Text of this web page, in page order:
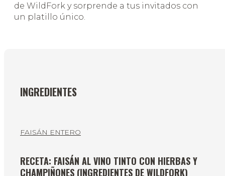
de WildFork y sorprende a tus invitados con
un platillo único.
INGREDIENTES
FAISÁN ENTERO
RECETA: FAISÁN AL VINO TINTO CON HIERBAS Y
CHAMPIÑONES (INGREDIENTES DE WILDFORK)